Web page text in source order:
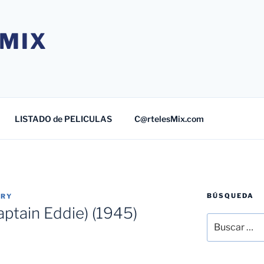
LISTADO de PELICULAS C@rtelesMix.com
Eddie) (1945)
BÚSQUEDA
por: